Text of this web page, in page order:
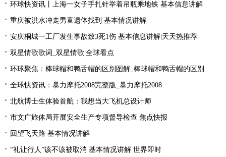
环球快资讯丨上海一女子手扎针举着吊瓶乘地铁 基本信息讲解
重庆被洪水冲走男童遗体找到 基本情况讲解
安庆桐城一工厂发生事故致3死1伤 基本信息讲解|天天热推荐
双星情歌歌词_双星情歌|全球看点
环球聚焦：棒球帽和鸭舌帽的区别图解_棒球帽和鸭舌帽的区别
全球快资讯：暴力摩托2008完整版_暴力摩托2008
北航博士生体验首航：我想当大飞机总设计师
市文广旅体局开展安全生产专项督导检查 焦点快报
回望飞天路 基本情况讲解
“礼让行人”该不该被取消 基本情况讲解 世界即时